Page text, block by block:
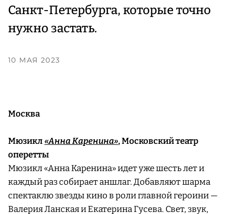
Санкт-Петербурга, которые точно
нужно застать.
10 МАЯ 2023
Москва
Мюзикл«Анна Каренина», Московский театр
оперетты
Мюзикл «Анна Каренина» идет уже шесть лет и
каждый раз собирает аншлаг. Добавляют шарма
спектаклю звезды кино в роли главной героини —
Валерия Ланская и Екатерина Гусева. Свет, звук,